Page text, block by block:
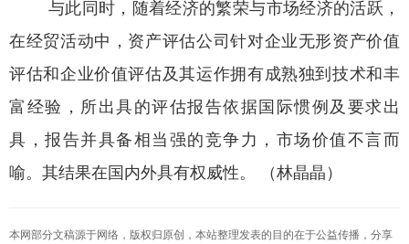
与此同时，随着经济的繁荣与市场经济的活跃，
在经贸活动中，资产评估公司针对企业无形资产价值
评估和企业价值评估及其运作拥有成熟独到技术和丰
富经验，所出具的评估报告依据国际惯例及要求出
具，报告并具备相当强的竞争力，市场价值不言而
喻。其结果在国内外具有权威性。 （林晶晶）
本网部分文稿源于网络，版权归原创，本站整理发表的目的在于公益传播，分享